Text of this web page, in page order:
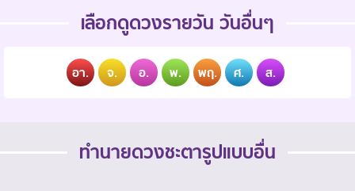
เลือกดูดวงรายวัน วันอื่นๆ
อา. จ. อ. พ. พฤ. ศ. ส.
ทำนายดวงชะตารูปแบบอื่น